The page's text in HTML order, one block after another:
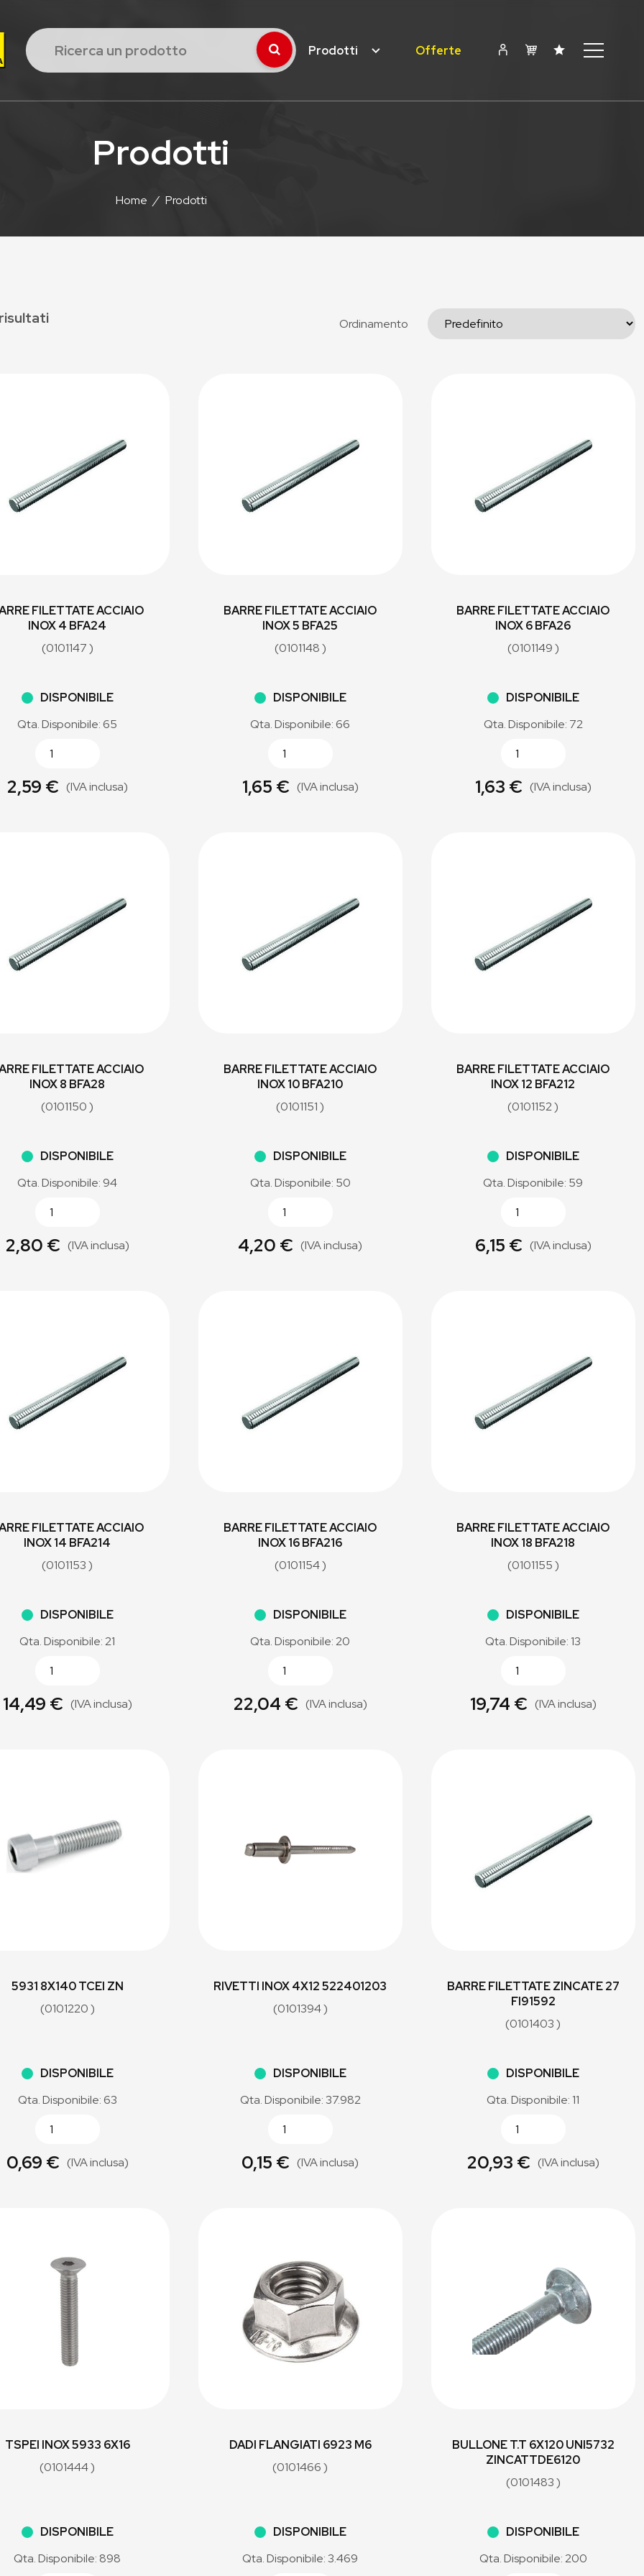
Prodotti Offerte
Prodotti
Home / Prodotti
Ordinamento
FILETTATE ACCIAIO
INOX 4 BFA24
(0101147 )
DISPONIBILE
Qta. Disponibile: 65
2,59 € (IVA inclusa)
BARRE FILETTATE ACCIAIO
INOX 5 BFA25
(0101148 )
DISPONIBILE
Qta. Disponibile: 66
1,65 € (IVA inclusa)
BARRE FILETTATE ACCIAIO
INOX 6 BFA26
(0101149 )
DISPONIBILE
Qta. Disponibile: 72
1,63 € (IVA inclusa)
FILETTATE ACCIAIO
INOX 8 BFA28
(0101150 )
DISPONIBILE
Qta. Disponibile: 94
2,80 € (IVA inclusa)
BARRE FILETTATE ACCIAIO
INOX 10 BFA210
(0101151 )
DISPONIBILE
Qta. Disponibile: 50
4,20 € (IVA inclusa)
BARRE FILETTATE ACCIAIO
INOX 12 BFA212
(0101152 )
DISPONIBILE
Qta. Disponibile: 59
6,15 € (IVA inclusa)
FILETTATE ACCIAIO
INOX 14 BFA214
(0101153 )
DISPONIBILE
Qta. Disponibile: 21
14,49 € (IVA inclusa)
BARRE FILETTATE ACCIAIO
INOX 16 BFA216
(0101154 )
DISPONIBILE
Qta. Disponibile: 20
22,04 € (IVA inclusa)
BARRE FILETTATE ACCIAIO
INOX 18 BFA218
(0101155 )
DISPONIBILE
Qta. Disponibile: 13
19,74 € (IVA inclusa)
5931 8X140 TCEI ZN
(0101220 )
DISPONIBILE
Qta. Disponibile: 63
0,69 € (IVA inclusa)
RIVETTI INOX 4X12 522401203
(0101394 )
DISPONIBILE
Qta. Disponibile: 37.982
0,15 € (IVA inclusa)
BARRE FILETTATE ZINCATE 27
FI91592
(0101403 )
DISPONIBILE
Qta. Disponibile: 11
20,93 € (IVA inclusa)
TSPEI INOX 5933 6X16
(0101444 )
DISPONIBILE
Qta. Disponibile: 898
DADI FLANGIATI 6923 M6
(0101466 )
DISPONIBILE
Qta. Disponibile: 3.469
BULLONE T.T 6X120 UNI5732
ZINCATTDE6120
(0101483 )
DISPONIBILE
Qta. Disponibile: 200